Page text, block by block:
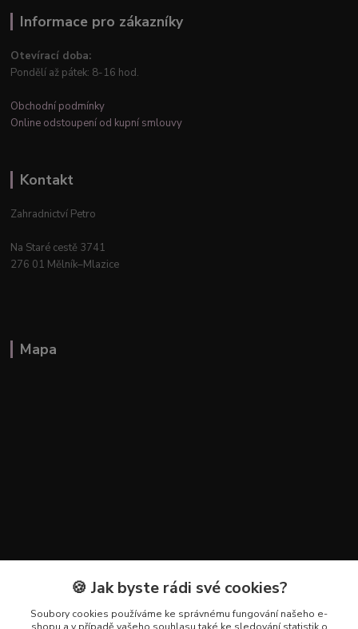
Informace pro zákazníky
Otevírací doba:
Pondělí až pátek: 8-16 hod.
Obchodní podmínky
Online odstoupení od kupní smlouvy
Kontakt
Zahradnictví Petro
Na Staré cestě 3741
276 01 Mělník–Mlazice
Mapa
Kontakty🍪 Jak byste rádi své cookies?
Soubory cookies používáme ke správnému fungování našeho e-